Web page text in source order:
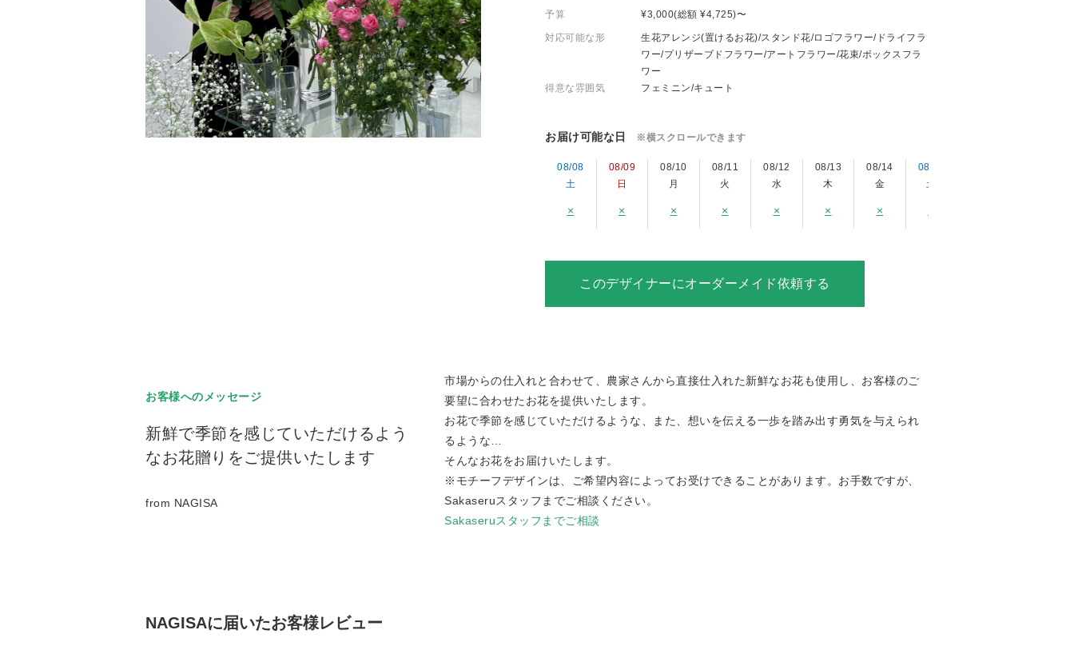
予算 ¥3,000(総額 ¥4,725)〜
対応可能な形
生花アレンジ(置けるお花)/スタンド花/ロゴフラワー/ドライフラ
ワー/プリザーブドフラワー/アートフラワー/花束/ボックスフラ
ワー
得意な雰囲気
フェミニン/キュート
お届け可能な日 ※横スクロールできます
08/08
土
×
08/09
日
×
08/10
月
×
08/11
火
×
08/12
水
×
08/13
木
×
08/14
金
×
08/15
土
このデザイナーにオーダーメイド依頼する
お客様へのメッセージ
新鮮で季節を感じていただけるよう
なお花贈りをご提供いたします
from NAGISA
市場からの仕入れと合わせて、農家さんから直接仕入れた新鮮なお花も使用し、お客様のご
要望に合わせたお花を提供いたします。
お花で季節を感じていただけるような、また、想いを伝える一歩を踏み出す勇気を与えられ
るような…
そんなお花をお届けいたします。
※モチーフデザインは、ご希望内容によってお受けできることがあります。お手数ですが、
Sakaseruスタッフまでご相談ください。
Sakaseruスタッフまでご相談
NAGISAに届いたお客様レビュー